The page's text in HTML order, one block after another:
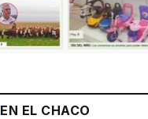
EN EL CHACO